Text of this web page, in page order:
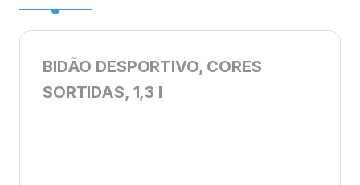
BIDÃO DESPORTIVO, CORES
SORTIDAS, 1,3 l